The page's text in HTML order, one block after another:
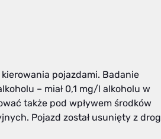
kierowania pojazdami. Badanie
– miał 0,1 mg/l alkoholu w
także pod wpływem środków
Pojazd został usunięty z